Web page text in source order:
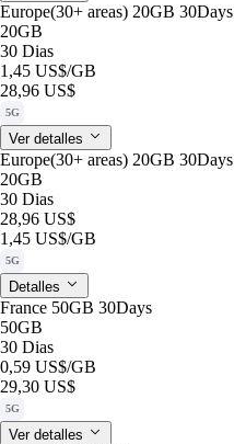
Europe(30+ areas) 20GB 30Days
20GB
30 Dias
1,45 US$/GB
28,96 US$
5G
Ver detalles
Europe(30+ areas) 20GB 30Days
20GB
30 Dias
28,96 US$
1,45 US$/GB
5G
Detalles
France 50GB 30Days
50GB
30 Dias
0,59 US$/GB
29,30 US$
5G
Ver detalles